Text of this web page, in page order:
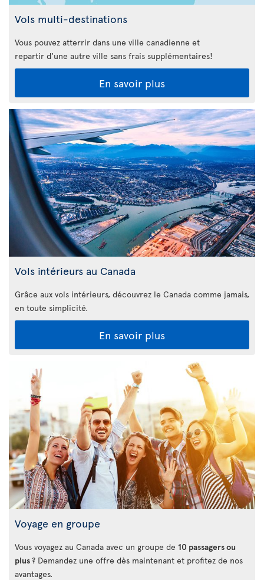
Vols multi-destinations
Vous pouvez atterrir dans une ville canadienne et
repartir d'une autre ville sans frais supplémentaires!
En savoir plus
Vols intérieurs au Canada
Grâce aux vols intérieurs, découvrez le Canada comme jamais,
en toute simplicité.
En savoir plus
Voyage en groupe
Vous voyagez au Canada avec un groupe de 10 passagers ou
plus ? Demandez une offre dès maintenant et profitez de nos
avantages.